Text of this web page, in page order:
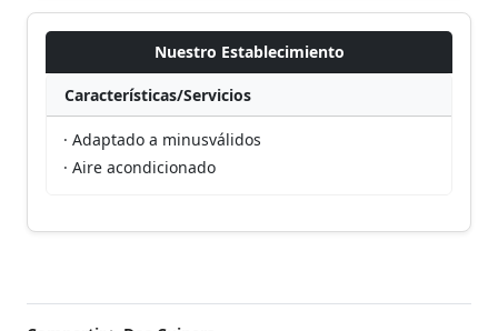
Nuestro Establecimiento
Características/Servicios
· Adaptado a minusválidos
· Aire acondicionado